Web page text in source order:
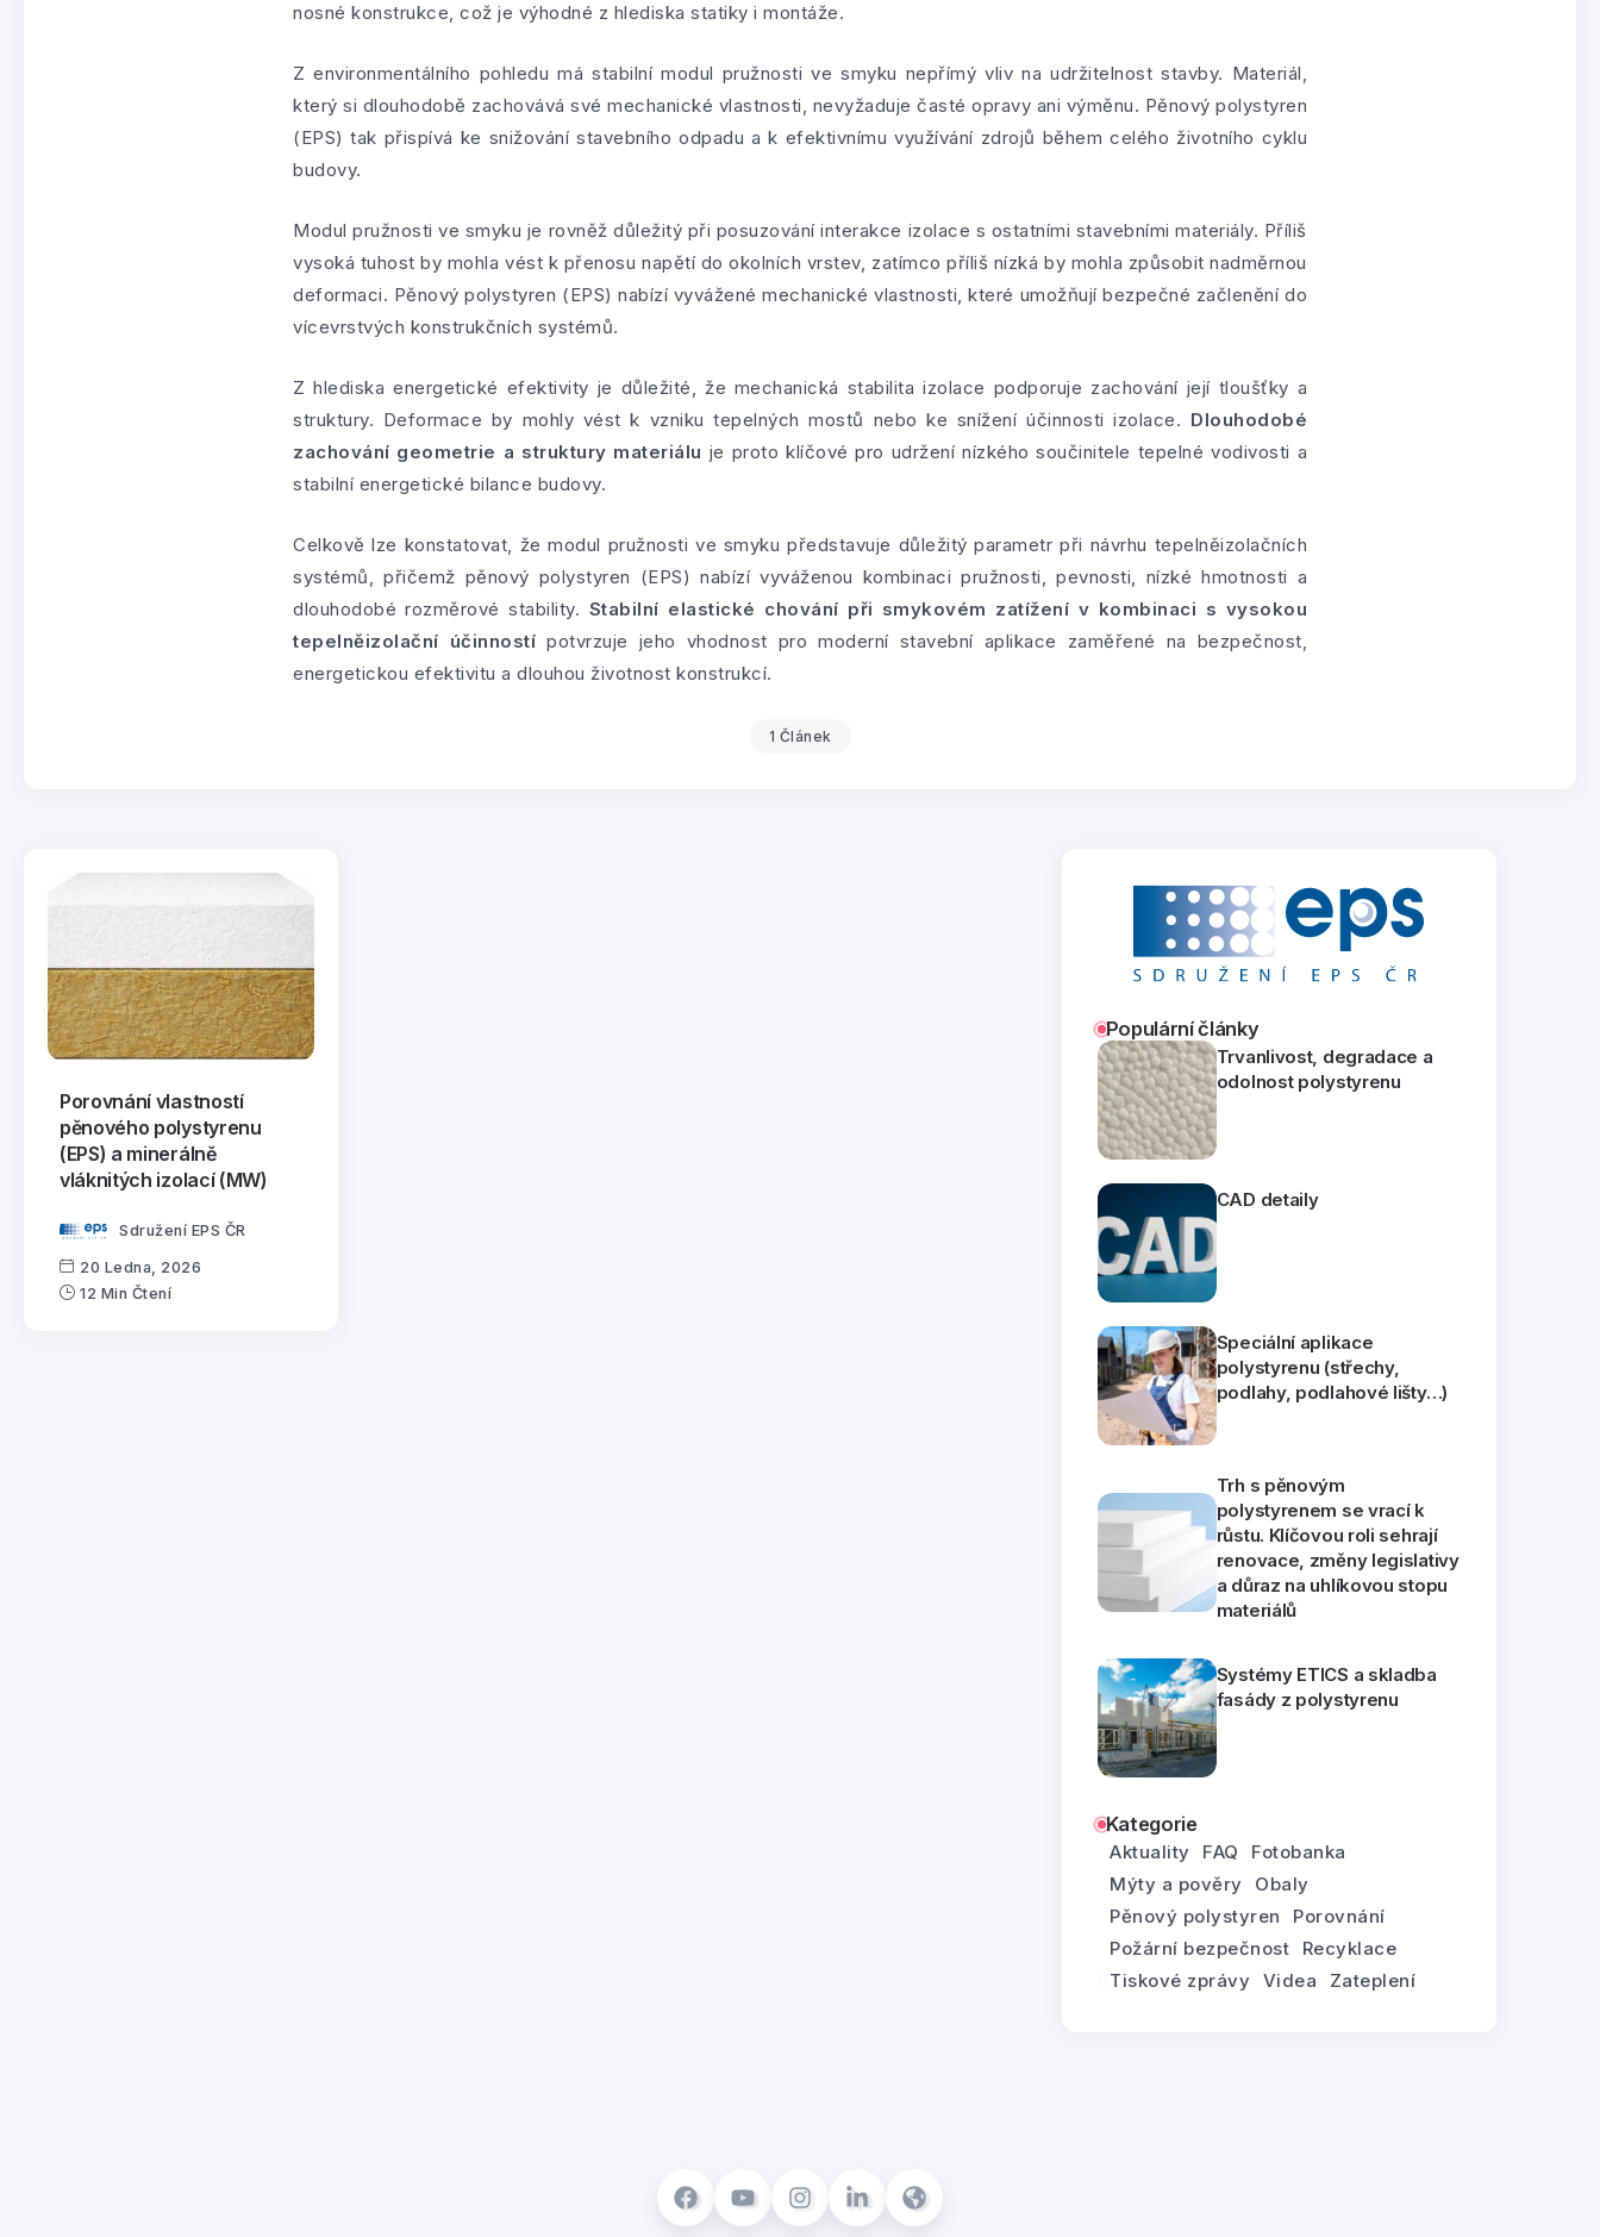
nosné konstrukce, což je výhodné z hlediska statiky i montáže.
Z environmentálního pohledu má stabilní modul pružnosti ve smyku nepřímý vliv na udržitelnost stavby. Materiál,
který si dlouhodobě zachovává své mechanické vlastnosti, nevyžaduje časté opravy ani výměnu. Pěnový polystyren
(EPS) tak přispívá ke snižování stavebního odpadu a k efektivnímu využívání zdrojů během celého životního cyklu
budovy.
Modul pružnosti ve smyku je rovněž důležitý při posuzování interakce izolace s ostatními stavebními materiály. Příliš
vysoká tuhost by mohla vést k přenosu napětí do okolních vrstev, zatímco příliš nízká by mohla způsobit nadměrnou
deformaci. Pěnový polystyren (EPS) nabízí vyvážené mechanické vlastnosti, které umožňují bezpečné začlenění do
vícevrstvých konstrukčních systémů.
Z hlediska energetické efektivity je důležité, že mechanická stabilita izolace podporuje zachování její tloušťky a
struktury. Deformace by mohly vést k vzniku tepelných mostů nebo ke snížení účinnosti izolace. Dlouhodobé
zachování geometrie a struktury materiálu je proto klíčové pro udržení nízkého součinitele tepelné vodivosti a
stabilní energetické bilance budovy.
Celkově lze konstatovat, že modul pružnosti ve smyku představuje důležitý parametr při návrhu tepelněizolačních
systémů, přičemž pěnový polystyren (EPS) nabízí vyváženou kombinaci pružnosti, pevnosti, nízké hmotnosti a
dlouhodobé rozměrové stability. Stabilní elastické chování při smykovém zatížení v kombinaci s vysokou
tepelněizolační účinností potvrzuje jeho vhodnost pro moderní stavební aplikace zaměřené na bezpečnost,
energetickou efektivitu a dlouhou životnost konstrukcí.
1 Článek
Porovnání vlastností
pěnového polystyrenu
(EPS) a minerálně
vláknitých izolací (MW)
Sdružení EPS ČR
20 Ledna, 2026
12 Min Čtení
Populární články
Trvanlivost, degradace a
odolnost polystyrenu
CAD detaily
Speciální aplikace
polystyrenu (střechy,
podlahy, podlahové lišty…)
Trh s pěnovým
polystyrenem se vrací k
růstu. Klíčovou roli sehrají
renovace, změny legislativy
a důraz na uhlíkovou stopu
materiálů
Systémy ETICS a skladba
fasády z polystyrenu
Kategorie
Aktuality FAQ
Fotobanka
Mýty a pověry
Obaly
Pěnový polystyren
Porovnání
Požární bezpečnost
Recyklace
Tiskové zprávy
Videa Zateplení